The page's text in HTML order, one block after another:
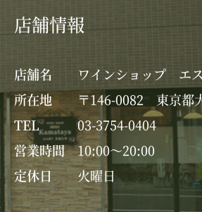
店舗情報
店舗名
ワインショップ エ
所在地
〒146-0082 東京都
TEL
03-3754-0404
営業時間
10:00～20:00
定休日
火曜日